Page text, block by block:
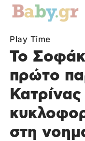
Play Time
Το
πρώτο
στη